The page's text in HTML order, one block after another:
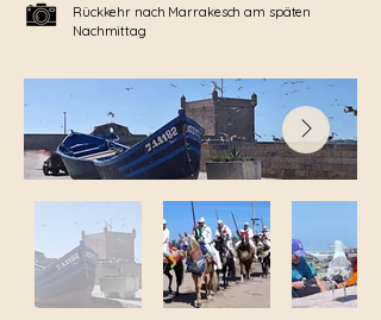
Rückkehr nach Marrakesch am späten
Nachmittag